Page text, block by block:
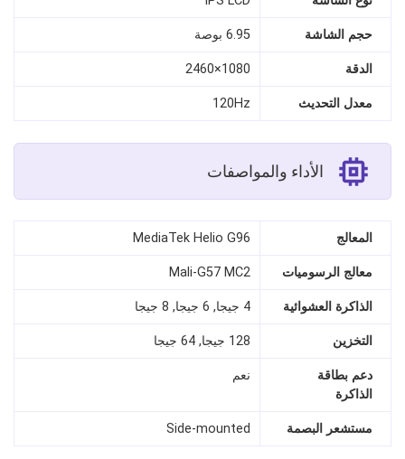
حجم الشاشة 6.95 بوصة
الدقة 1080×2460
معدل التحديث 120Hz
الأداء والمواصفات
المعالج MediaTek Helio G96
معالج الرسوميات Mali-G57 MC2
الذاكرة العشوائية 4 جيجا, 6 جيجا, 8 جيجا
التخزين 128 جيجا, 64 جيجا
دعم بطاقة
الذاكرة
نعم
مستشعر البصمة Side‑mounted